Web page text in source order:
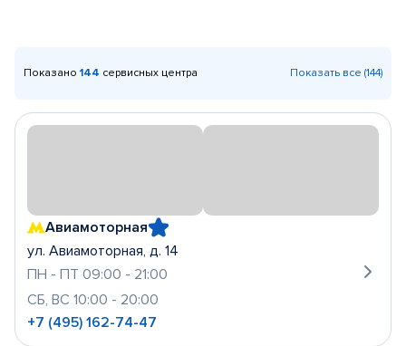
Показано 144 сервисных центра Показать все (144)
Авиамоторная
ул. Авиамоторная, д. 14
ПН - ПТ 09:00 - 21:00
СБ, ВС 10:00 - 20:00
+7 (495) 162-74-47